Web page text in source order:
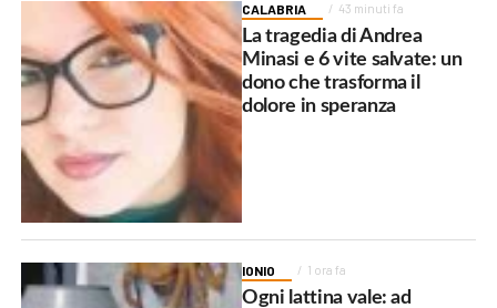
CALABRIA 43 minuti fa
La tragedia di Andrea
Minasi e 6 vite salvate: un
dono che trasforma il
dolore in speranza
IONIO 1 ora fa
Ogni lattina vale: ad